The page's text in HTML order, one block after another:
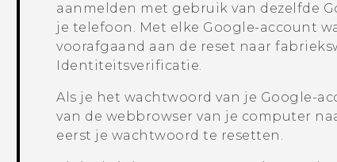
aanmelden met gebruik van dezelfde
je telefoon. Met elke Google-account
voorafgaand aan de reset naar
Identiteitsverificatie.
Als je het wachtwoord van je Google-
van de webbrowser van je computer
eerst je wachtwoord te resetten.